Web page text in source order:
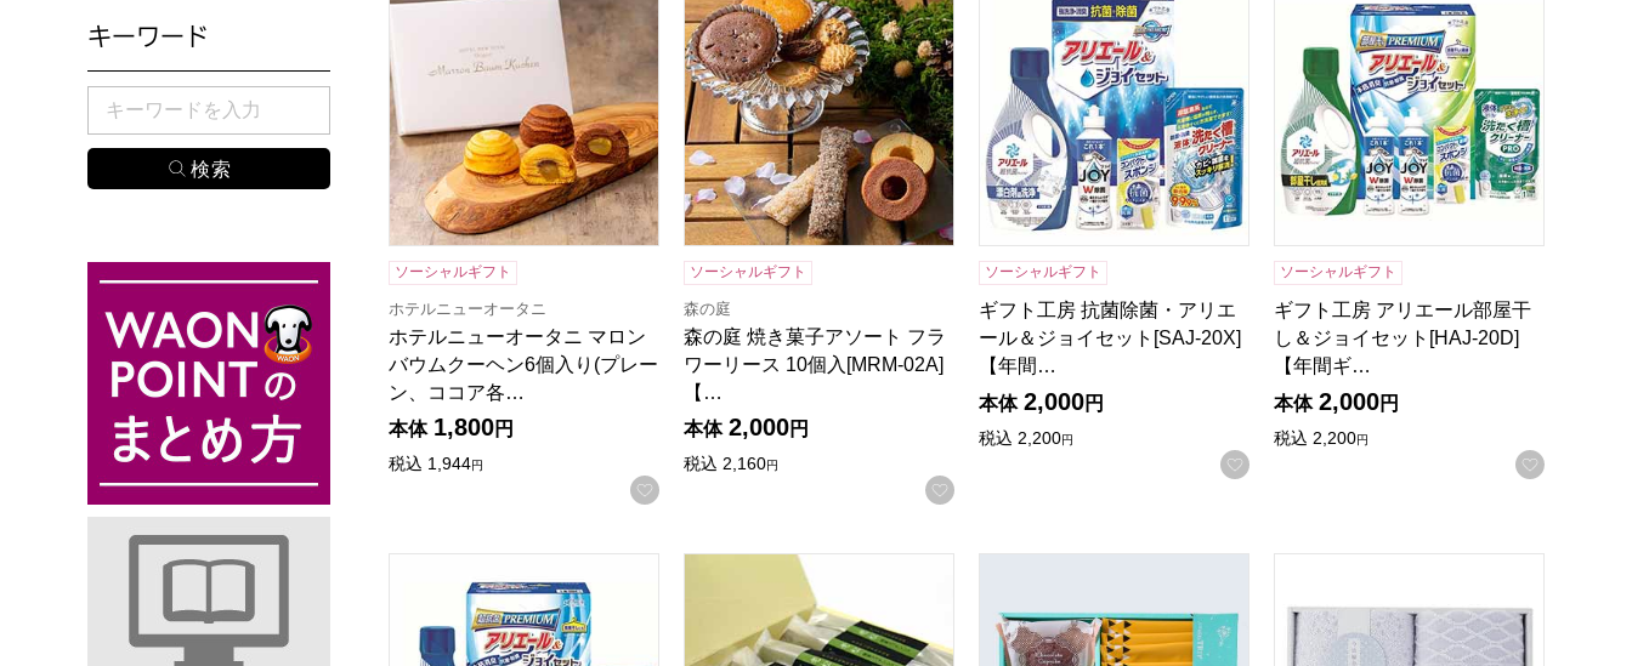
ソーシャルギフト
ホテルニューオータニ
ホテルニューオータニ マロン
バウムクーヘン6個入り(プレー
ン、ココア各…
本体 1,800円
税込 1,944円
お気に入りに登録する
ソーシャルギフト
森の庭
森の庭 焼き菓子アソート フラ
ワーリース 10個入[MRM-02A]
【…
本体 2,000円
税込 2,160円
お気に入りに登録する
ソーシャルギフト
ギフト工房 抗菌除菌・アリエ
ール＆ジョイセット[SAJ-20X]
【年間…
本体 2,000円
税込 2,200円
お気に入りに登録する
ソーシャルギフト
ギフト工房 アリエール部屋干
し＆ジョイセット[HAJ-20D]
【年間ギ…
本体 2,000円
税込 2,200円
お気に入
ギフト工房 アリエール＆ジョイセット[GAJ-20D]【年間ギフト】京都宇治 茶游堂 抹茶フィナンシェ 老松 5本入【年間ギフト】
キーワード
検索したい商品のキーワードを入力してください。